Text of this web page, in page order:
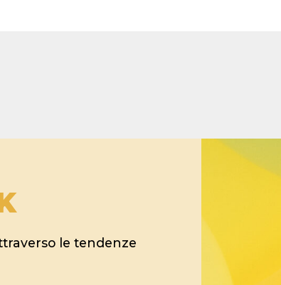
le tendenze